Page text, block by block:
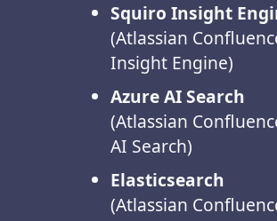
Squiro Insight
(Atlassian
Insight Engine)
Azure AI Search
(Atlassian
AI Search)
Elasticsearch
(Atlassian